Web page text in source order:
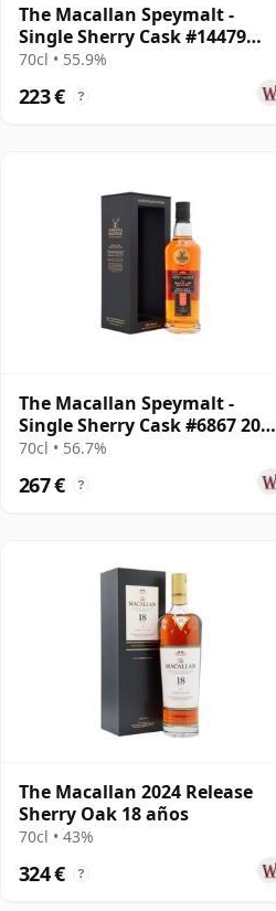
The Macallan Speymalt -
Single Sherry Cask #14479
2007 18 años
70cl • 55.9%
223 € ?
The Macallan Speymalt -
Single Sherry Cask #6867 2005
20 años
70cl • 56.7%
267 € ?
The Macallan 2024 Release
Sherry Oak 18 años
70cl • 43%
324 € ?